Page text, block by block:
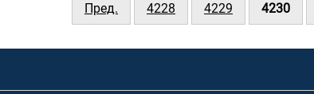
Пред. 4228 4229 4230